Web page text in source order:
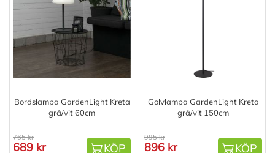
Bordslampa GardenLight Kreta
grå/vit 60cm
765 kr
689 kr KÖP
Golvlampa GardenLight Kreta
grå/vit 150cm
995 kr
896 kr KÖP